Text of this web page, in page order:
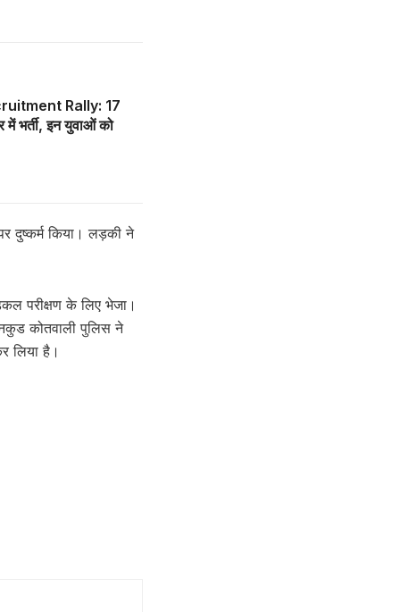
Rally: 17
भर्ती, इन युवाओं को
दुष्कर्म किया। लड़की ने
परीक्षण के लिए भेजा।
नकुड कोतवाली पुलिस ने
लिया है।